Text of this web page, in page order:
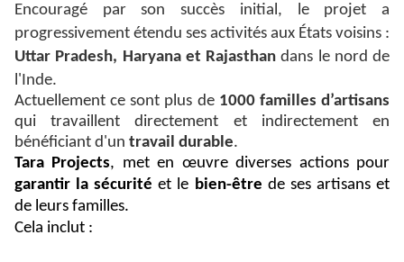
Encouragé par son succès initial, le projet a
progressivement étendu ses activités aux États voisins :
Uttar Pradesh, Haryana et Rajasthan dans le nord de
l'Inde.
Actuellement ce sont plus de 1000 familles d’artisans
qui travaillent directement et indirectement en
bénéficiant d'un travail durable.
Tara Projects, met en œuvre diverses actions pour
garantir la sécurité et le bien-être de ses artisans et
de leurs familles.
Cela inclut :